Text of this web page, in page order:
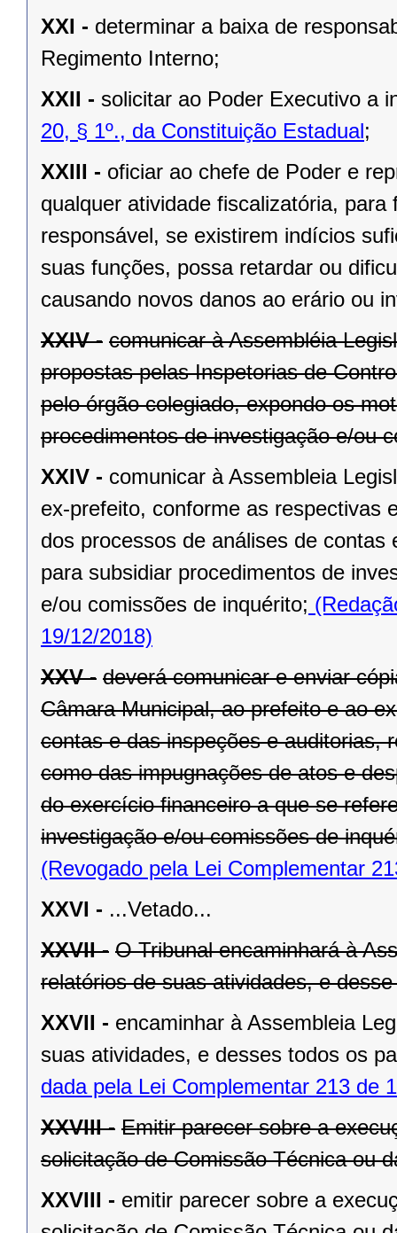
XXI - determinar a baixa de
Regimento Interno;
XXII - solicitar ao Poder Executivo a
20, § 1º., da Constituição Estadual;
XXIII - oficiar ao chefe de Poder e
qualquer atividade fiscalizatória,
responsável, se existirem indícios
suas funções, possa retardar ou
causando novos danos ao erário ou
XXIV - comunicar à Assembléia
propostas pelas Inspetorias de
pelo órgão colegiado, expondo os
procedimentos de investigação e/ou
XXIV - comunicar à Assembleia
ex-prefeito, conforme as respectivas
dos processos de análises de
para subsidiar procedimentos de
e/ou comissões de inquérito;
19/12/2018)
XXV - deverá comunicar e enviar
Câmara Municipal, ao prefeito e ao
contas e das inspeções e auditorias,
como das impugnações de atos e
do exercício financeiro a que se
investigação e/ou comissões de
(Revogado pela Lei Complementar
XXVI - ...Vetado...
XXVII - O Tribunal encaminhará à
relatórios de suas atividades, e
XXVII - encaminhar à Assembleia
suas atividades, e desses todos os
dada pela Lei Complementar 213 de
XXVIII - Emitir parecer sobre a
solicitação de Comissão Técnica ou
XXVIII - emitir parecer sobre a